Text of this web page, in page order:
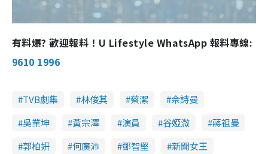
有料爆? 歡迎報料！U Lifestyle WhatsApp 報料專線:
9610 1996
TVB劇集 林俊其 蔡潔
佘詩曼
吳業坤
黃宗澤 演員 谷婭溦
蔣祖曼
郭柏妍
何廣沛 鄧智堅
新聞女王